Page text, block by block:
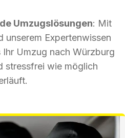
Umzugslösungen: Mit
unserem Expertenwissen
Umzug nach Würzburg
stressfrei wie möglich